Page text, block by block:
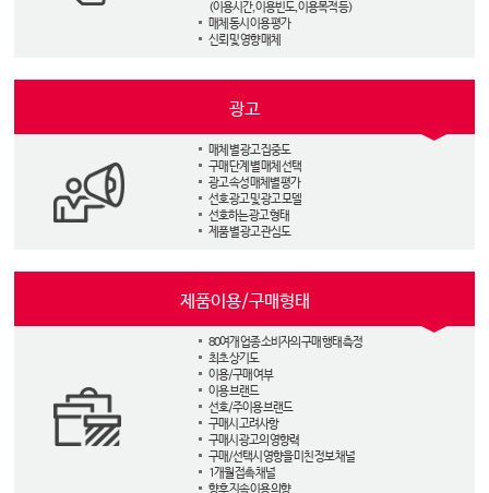
(이용시간, 이용빈도, 이용목적 등)
매체 동시 이용 평가
신뢰 및 영향 매체
광고
매체 별 광고 집중도
구매 단계 별 매체 선택
광고 속성 매체별 평가
선호 광고 및 광고 모델
선호하는 광고 형태
제품 별 광고 관심도
제품이용/구매형태
80여개 업종 소비자의 구매 행태 측정
최초 상기도
이용/구매 여부
이용 브랜드
선호/주이용 브랜드
구매시 고려사항
구매시 광고의 영향력
구매/선택시 영향을 미친 정보 채널
1개월 접촉 채널
향후 지속 이용 의향